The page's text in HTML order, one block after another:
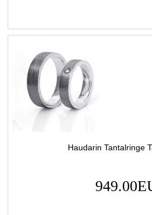
Haudarin Tantalringe